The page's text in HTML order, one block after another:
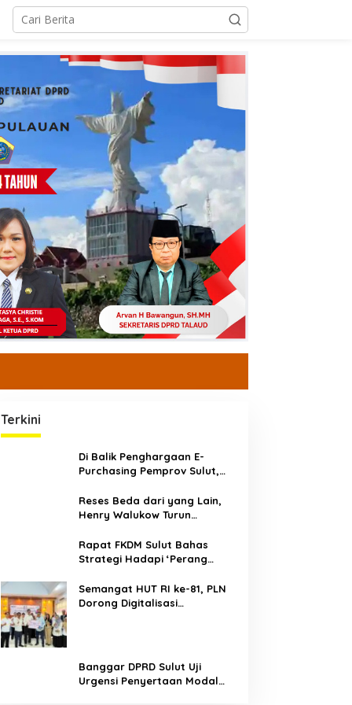
Terkini
Di Balik Penghargaan E-
Purchasing Pemprov Sulut,
Plt DM
Reses Beda dari yang Lain,
Henry Walukow Turun
Aspirasi
Rapat FKDM Sulut Bahas
Strategi Hadapi ‘Perang
Semangat HUT RI ke-81, PLN
Dorong Digitalisasi
Banggar DPRD Sulut Uji
Urgensi Penyertaan Modal